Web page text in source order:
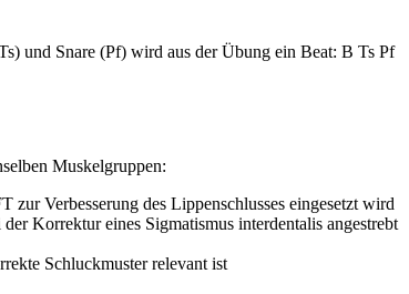
und Snare (Pf) wird aus der Übung ein Beat: B Ts Pf
Muskelgruppen:
Verbesserung des Lippenschlusses eingesetzt wird
Korrektur eines Sigmatismus interdentalis angestrebt
Schluckmuster relevant ist